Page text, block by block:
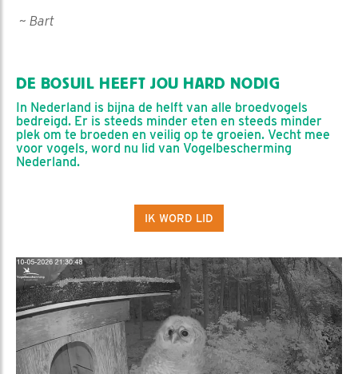
~ Bart
DE BOSUIL HEEFT JOU HARD NODIG
In Nederland is bijna de helft van alle broedvogels
bedreigd. Er is steeds minder eten en steeds minder
plek om te broeden en veilig op te groeien. Vecht mee
voor vogels, word nu lid van Vogelbescherming
Nederland.
IK WORD LID